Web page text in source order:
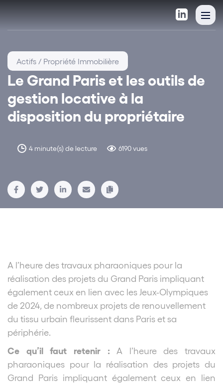
Le Grand Paris et les outils de
gestion locative à la
disposition du propriétaire
4 minute(s) de lecture 6190 vues
Actifs / Propriété Immobilière
A l’heure des travaux pharaoniques pour la
réalisation des projets du Grand Paris impliquant
également ceux en lien avec les Jeux-Olympiques
de 2024, de nombreux projets de renouvellement
du tissu urbain fleurissent dans Paris et sa
périphérie.
Ce qu’il faut retenir : A l’heure des travaux
pharaoniques pour la réalisation des projets du
Grand Paris impliquant également ceux en lien